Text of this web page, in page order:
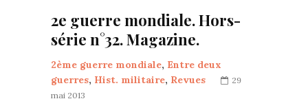
2e guerre mondiale. Hors-
série n°32. Magazine.
2ème guerre mondiale, Entre deux
guerres, Hist. militaire, Revues
29
mai 2013